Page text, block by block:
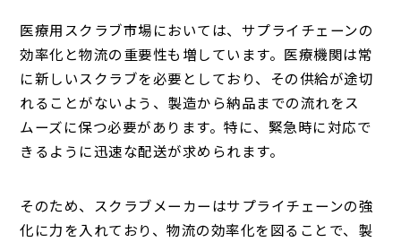
医療用スクラブ市場においては、サプライチェーンの
効率化と物流の重要性も増しています。医療機関は常
に新しいスクラブを必要としており、その供給が途切
れることがないよう、製造から納品までの流れをス
ムーズに保つ必要があります。特に、緊急時に対応で
きるように迅速な配送が求められます。
そのため、スクラブメーカーはサプライチェーンの強
化に力を入れており、物流の効率化を図ることで、製